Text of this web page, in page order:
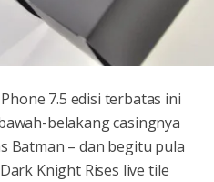
7.5 edisi terbatas ini
belakang casingnya
Batman – dan begitu pula
Knight Rises live tile